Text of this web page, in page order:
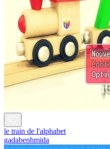
le train de l'alphabet
gadabenhmida